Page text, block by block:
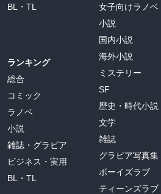
BL・TL
ランキング
総合
コミック
ラノベ
小説
雑誌・グラビア
ビジネス・実用
BL・TL
女子向けラノベ
小説
国内小説
海外小説
ミステリー
SF
歴史・時代小説
文学
雑誌
グラビア写真集
ボーイズラブ
ティーンズラブ